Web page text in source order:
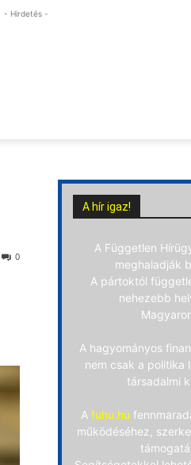
- Hirdetés -
0
A hír igaz!
A Független
meghaladják
A pártoktól
nehezebb
A hagyományos
nem csak a politika
társadalmi
A fuhu.hu
működéséhez,